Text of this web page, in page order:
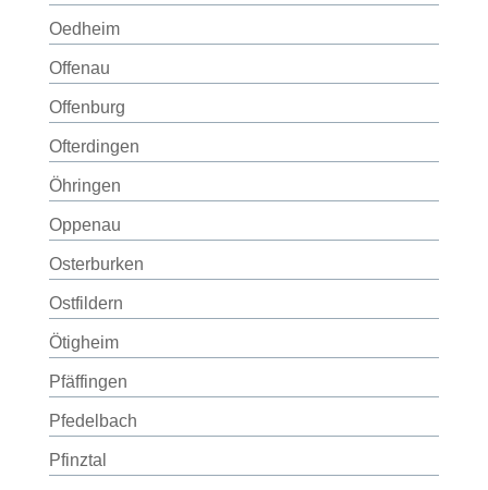
Oedheim
Offenau
Offenburg
Ofterdingen
Öhringen
Oppenau
Osterburken
Ostfildern
Ötigheim
Pfäffingen
Pfedelbach
Pfinztal